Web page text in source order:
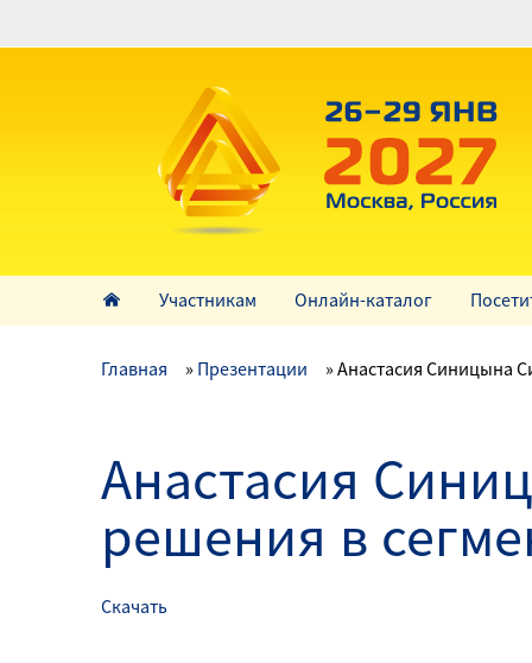
к
Участникам Онлайн-каталог
Главная Презентации Анастасия Синицына
Анастасия
решения в
Скачать